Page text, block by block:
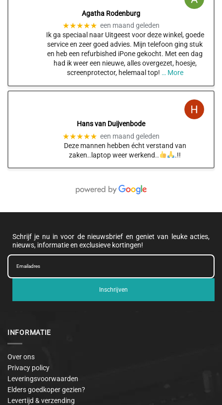
Agatha Rodenburg
★★★★★ een maand geleden
Ik ga speciaal naar Uitgeest voor deze winkel, goede
service en zeer goed advies. Mijn telefoon ging stuk
en heb een refurbished iPone gekocht. Met een dag
had ik weer een nieuwe, alles overgezet, hoesje,
screenprotector, helemaal top! … More
Hans van Duijvenbode
★★★★★ een maand geleden
Deze mannen hebben écht verstand van
zaken..laptop weer werkend..
.!!
Schrijf je nu in voor de nieuwsbrief en geniet van leuke acties,
nieuws, informatie en exclusieve kortingen!
Inschrijven
INFORMATIE
Over ons
Privacy policy
Leveringsvoorwaarden
Elders goedkoper gezien?
Levertijd & verzending